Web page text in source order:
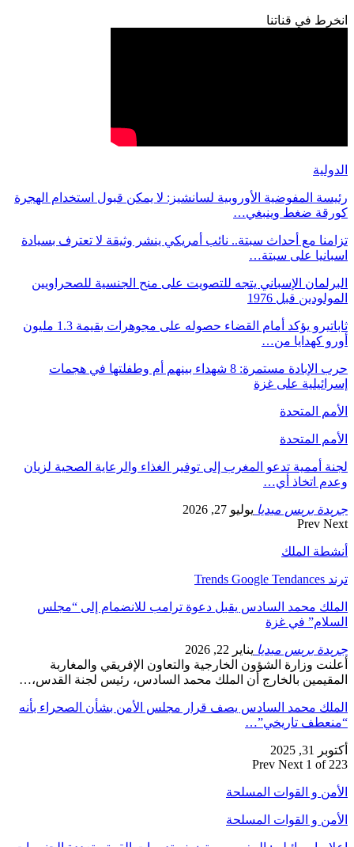
انخرط في قناتنا
الدولية
رئيسة المفوضية الأوروبية لسانشيز: لا يمكن قبول استخدام الهجرة
كورقة ضغط وينبغي…
تزامنا مع أحداث سبتة.. نائب أمريكي ينشر وثيقة لا تعترف بسيادة
اسبانيا على سبتة…
البرلمان الإسباني يتجه للتصويت على منح الجنسية للصحراويين
المولودين قبل 1976
ثاباتيرو يؤكد أمام القضاء حصوله على مجوهرات بقيمة 1.3 مليون
أورو كهدايا من…
حرب الإبادة مستمرة: 8 شهداء بينهم أم وطفلتها في هجمات
إسرائيلية على غزة
الأمم المتحدة
الأمم المتحدة
لجنة أممية تدعو المغرب إلى توفير الغذاء والرعاية الصحية لزيان
وعدم اتخاذ أي…
جريدة بريس ميديا يوليو 27, 2026
Prev Next
أنشطة الملك
ترند Trends Google Tendances
الملك محمد السادس يقبل دعوة ترامب للانضمام إلى “مجلس
السلام” في غزة
جريدة بريس ميديا يناير 22, 2026
أعلنت وزارة الشؤون الخارجية والتعاون الإفريقي والمغاربة
المقيمين بالخارج أن الملك محمد السادس، رئيس لجنة القدس،…
الملك محمد السادس يصف قرار مجلس الأمن بشأن الصحراء بأنه
“منعطف تاريخي”…
أكتوبر 31, 2025
Prev Next 1 of 223
الأمن و القوات المسلحة
الأمن و القوات المسلحة